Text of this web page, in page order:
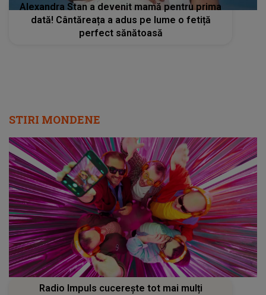
Alexandra Stan a devenit mamă pentru prima
dată! Cântăreața a adus pe lume o fetiță
perfect sănătoasă
STIRI MONDENE
Radio Impuls cucerește tot mai mulți